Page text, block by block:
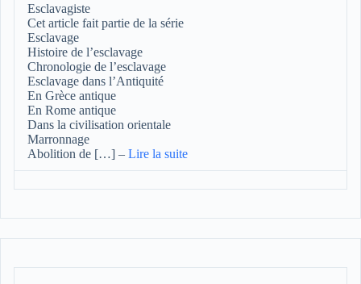
Esclavagiste
Cet article fait partie de la série
Esclavage
Histoire de l’esclavage
Chronologie de l’esclavage
Esclavage dans l’Antiquité
En Grèce antique
En Rome antique
Dans la civilisation orientale
Marronnage
Abolition de […] – Lire la suite